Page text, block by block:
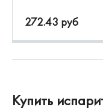
272.43 руб
Купить